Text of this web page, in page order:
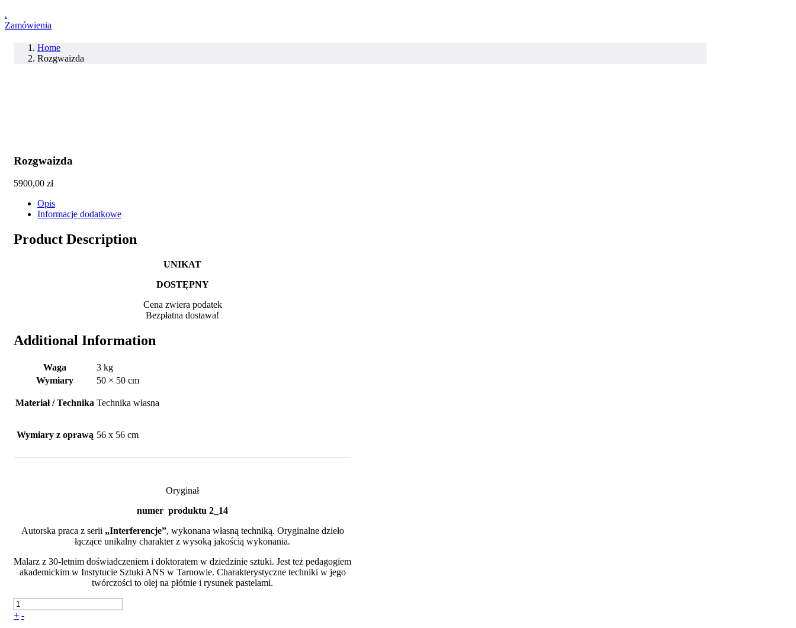
.
Zamówienia
Home
Rozgwaizda
Rozgwaizda
5900,00 zł
Opis
Informacje dodatkowe
Product Description
UNIKAT
DOSTĘPNY
Cena zwiera podatek
Bezpłatna dostawa!
Additional Information
Waga
3 kg
Wymiary
50 × 50 cm
Materiał / Technika Technika własna
Wymiary z oprawą 56 x 56 cm
Oryginał
numer produktu 2_14
Autorska praca z serii „Interferencje”, wykonana własną techniką. Oryginalne dzieło
łączące unikalny charakter z wysoką jakością wykonania.
Malarz z 30‐letnim doświadczeniem i doktoratem w dziedzinie sztuki. Jest też pedagogiem
akademickim w Instytucie Sztuki ANS w Tarnowie. Charakterystyczne techniki w jego
twórczości to olej na płótnie i rysunek pastelami.
+ -